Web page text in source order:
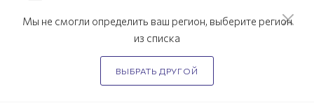
Мы не смогли определить ваш регион, выберите регион
из списка
ВЫБРАТЬ ДРУГОЙ